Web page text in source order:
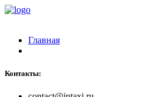
Главная
Контакты: